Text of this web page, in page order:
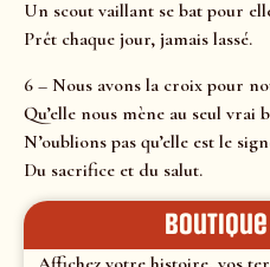
Un scout vaillant se bat pour
Prêt chaque jour, jamais lassé.
6 – Nous avons la croix pour
Qu’elle nous mène au seul vrai
N’oublions pas qu’elle est le
Du sacrifice et du salut.